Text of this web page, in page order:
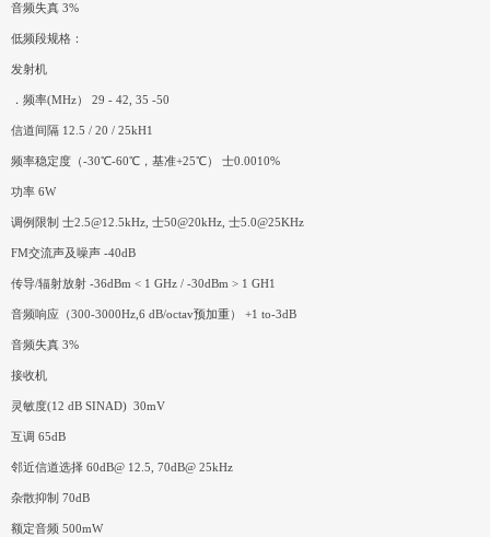
音频失真 3%
低频段规格：
发射机
．频率(MHz） 29 - 42, 35 -50
信道间隔 12.5 / 20 / 25kH1
频率稳定度（-30℃-60℃，基准+25℃） 士0.0010%
功率 6W
调例限制 士2.5@12.5kHz, 士50@20kHz, 士5.0@25KHz
FM交流声及噪声 -40dB
传导/辐射放射 -36dBm < 1 GHz / -30dBm > 1 GH1
音频响应（300-3000Hz,6 dB/octav预加重） +1 to-3dB
音频失真 3%
接收机
灵敏度(12 dB SINAD) 30mV
互调 65dB
邻近信道选择 60dB@ 12.5, 70dB@ 25kHz
杂散抑制 70dB
额定音频 500mW